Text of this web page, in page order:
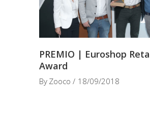
PREMIO | Euroshop
Award
By Zooco 18/09/2018